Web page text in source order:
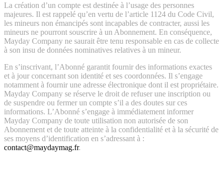
La création d’un compte est destinée à l’usage des personnes
majeures. Il est rappelé qu’en vertu de l’article 1124 du Code Civil,
les mineurs non émancipés sont incapables de contracter, aussi les
mineurs ne pourront souscrire à un Abonnement. En conséquence,
Mayday Company ne saurait être tenu responsable en cas de collecte
à son insu de données nominatives relatives à un mineur.
En s’inscrivant, l’Abonné garantit fournir des informations exactes
et à jour concernant son identité et ses coordonnées. Il s’engage
notamment à fournir une adresse électronique dont il est propriétaire.
Mayday Company se réserve le droit de refuser une inscription ou
de suspendre ou fermer un compte s’il a des doutes sur ces
informations. L’Abonné s’engage à immédiatement informer
Mayday Company de toute utilisation non autorisée de son
Abonnement et de toute atteinte à la confidentialité et à la sécurité de
ses moyens d’identification en s’adressant à :
contact@maydaymag.fr.